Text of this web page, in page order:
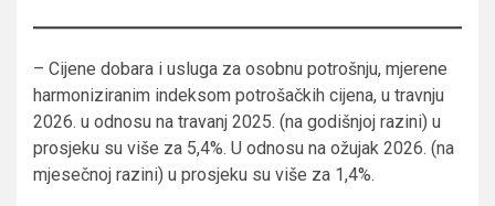
– Cijene dobara i usluga za osobnu potrošnju, mjerene
harmoniziranim indeksom potrošačkih cijena, u travnju
2026. u odnosu na travanj 2025. (na godišnjoj razini) u
prosjeku su više za 5,4%. U odnosu na ožujak 2026. (na
mjesečnoj razini) u prosjeku su više za 1,4%.